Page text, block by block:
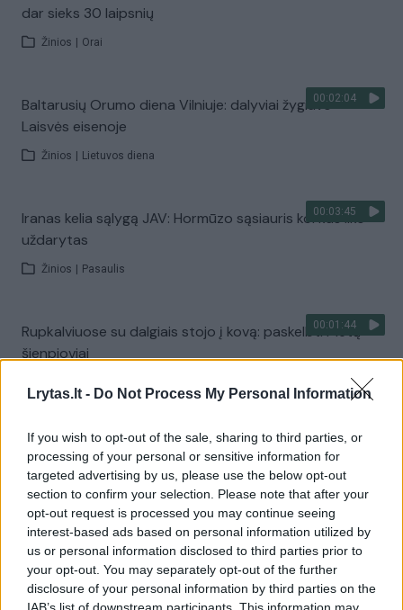
Lrytas.lt - Do Not Process My Personal Information
If you wish to opt-out of the sale, sharing to third parties, or
processing of your personal or sensitive information for
targeted advertising by us, please use the below opt-out
section to confirm your selection. Please note that after your
opt-out request is processed you may continue seeing
interest-based ads based on personal information utilized by
us or personal information disclosed to third parties prior to
your opt-out. You may separately opt-out of the further
disclosure of your personal information by third parties on the
dar sieks 30 laipsnių
Žinios Orai
00:02:04
Baltarusių Orumo diena Vilniuje: dalyviai žygiavo
Laisvės eisenoje
Žinios Lietuvos diena
00:03:45
Iranas kelia sąlygą JAV: Hormūzo sąsiauris kol kas liks
uždarytas
Žinios Pasaulis
00:01:44
Rupkalviuose su dalgiais stojo į kovą: paskelbti Metų
šienpjoviai
Visi įrašai
Žiūrimiausi įrašai
00:00:30
Vaizdai iš tragiškos avarijos Vilniaus r.: dviejų moterų ir